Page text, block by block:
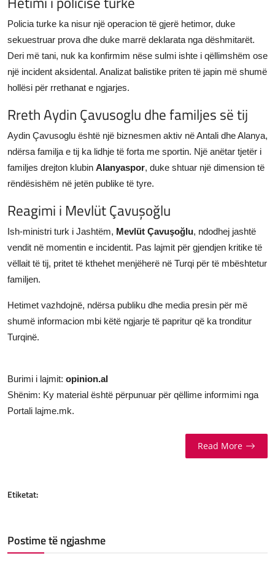
Policia turke ka nisur një operacion të gjerë hetimor, duke
sekuestruar prova dhe duke marrë deklarata nga dëshmitarët.
Deri më tani, nuk ka konfirmim nëse sulmi ishte i qëllimshëm ose
një incident aksidental. Analizat balistike priten të japin më shumë
hollësi për rrethanat e ngjarjes.
Rreth Aydin Çavusoglu dhe familjes së tij
Aydin Çavusoglu është një biznesmen aktiv në Antali dhe Alanya,
ndërsa familja e tij ka lidhje të forta me sportin. Një anëtar tjetër i
familjes drejton klubin Alanyaspor, duke shtuar një dimension të
rëndësishëm në jetën publike të tyre.
Reagimi i Mevlüt Çavuşoğlu
Ish-ministri turk i Jashtëm, Mevlüt Çavuşoğlu, ndodhej jashtë
vendit në momentin e incidentit. Pas lajmit për gjendjen kritike të
vëllait të tij, pritet të kthehet menjëherë në Turqi për të mbështetur
familjen.
Hetimet vazhdojnë, ndërsa publiku dhe media presin për më
shumë informacion mbi këtë ngjarje të papritur që ka tronditur
Turqinë.
Burimi i lajmit: opinion.al
Shënim: Ky material është përpunuar për qëllime informimi nga
Portali lajme.mk.
Read More
Etiketat:
Postime të ngjashme